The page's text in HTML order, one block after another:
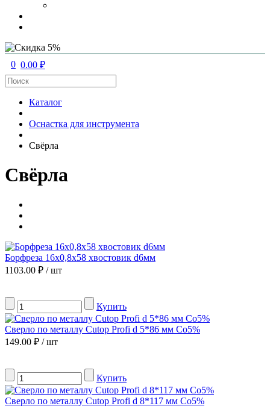
0 0.00 ₽
Каталог
Оснастка для инструмента
Свёрла
Свёрла
Борфреза 16х0,8х58 хвостовик d6мм
1103.00 ₽ / шт
Купить
Сверло по металлу Сutop Profi d 5*86 мм Co5%
149.00 ₽ / шт
Купить
Сверло по металлу Сutop Profi d 8*117 мм Co5%